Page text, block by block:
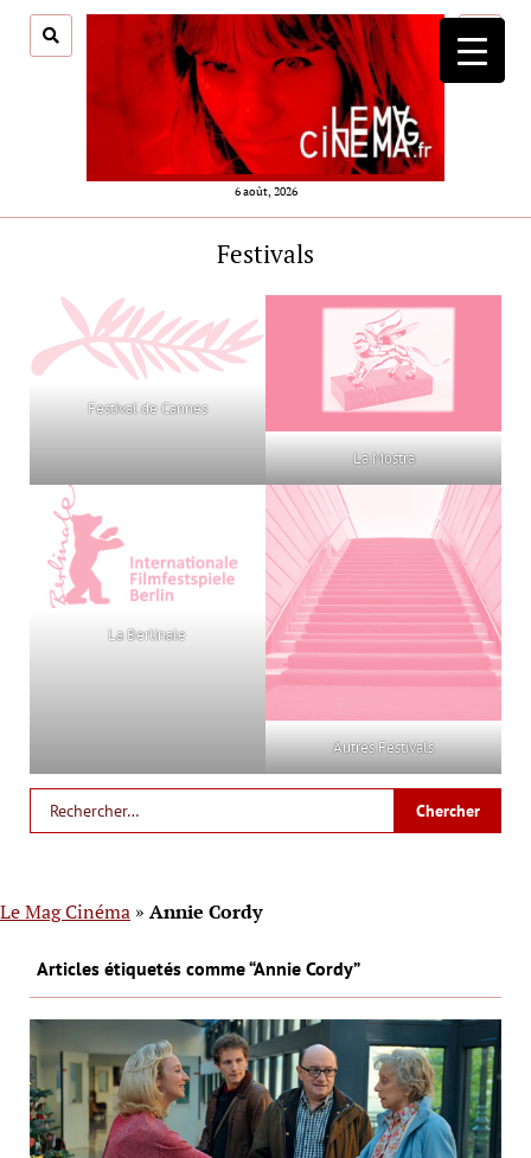
6 août, 2026
menu
Festivals
Festival de Cannes
La Mostra
La Berlinale
Autres Festivals
Le Mag Cinéma » Annie Cordy
Articles étiquetés comme “Annie Cordy”